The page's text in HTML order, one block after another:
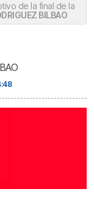
de la final de la
BILBAO